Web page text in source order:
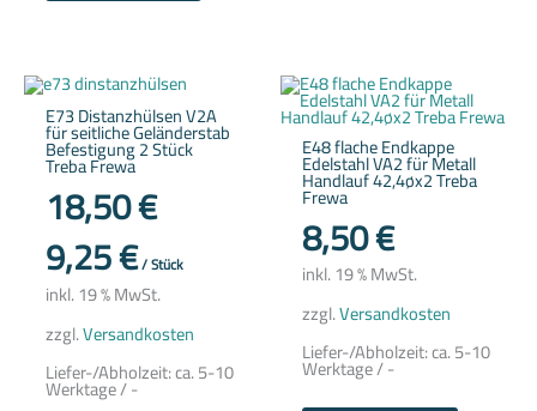
E73 Distanzhülsen V2A
für seitliche Geländerstab
Befestigung 2 Stück
Treba Frewa
18,50€
9,25€/Stück
inkl. 19 % MwSt.
zzgl.Versandkosten
Liefer-/Abholzeit:ca. 5-10
Werktage / -
E48 flache Endkappe
Edelstahl VA2 für Metall
Handlauf 42,4øx2 Treba
Frewa
8,50€
inkl. 19 % MwSt.
zzgl.Versandkosten
Liefer-/Abholzeit:ca. 5-10
Werktage / -